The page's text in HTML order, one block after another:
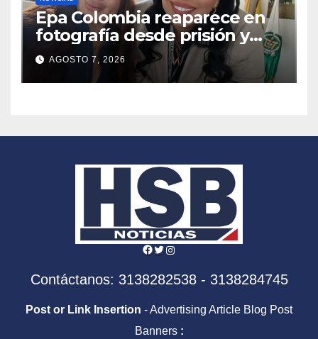
Epa Colombia reaparece en
fotografía desde prisión y
genera debate por su cambio
de imagen
AGOSTO 7, 2026
Facebook
Twitter
Instagram
Contáctanos: 3138282538 - 3138284745
Post or Link Insertion - Advertising Article Blog Post
Banners :